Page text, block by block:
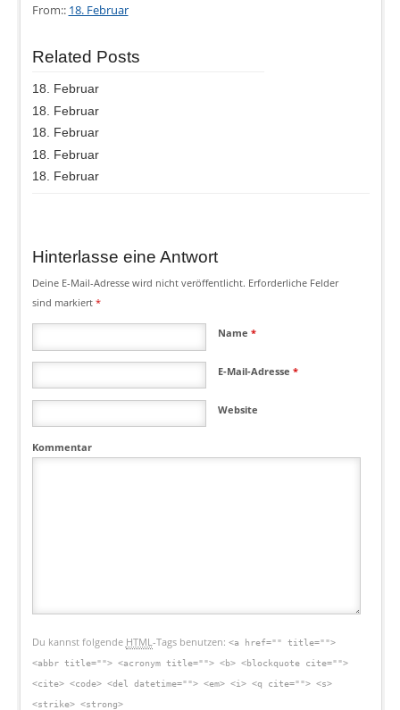
From:: 18. Februar
Related Posts
18. Februar
18. Februar
18. Februar
18. Februar
18. Februar
Hinterlasse eine Antwort
Deine E-Mail-Adresse wird nicht veröffentlicht. Erforderliche Felder
sind markiert *
Name*
E-Mail-Adresse*
Website
Kommentar
Du kannst folgende HTML -Tags benutzen: <a href="" title="">
<abbr title=""> <acronym title=""> <b> <blockquote cite="">
<cite> <code> <del datetime=""> <em> <i> <q cite=""> <s>
<strike> <strong>